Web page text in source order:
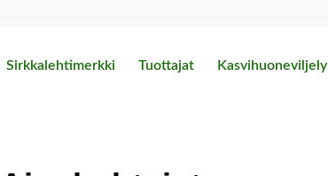
Sirkkalehtimerkki Tuottajat Kasvihuoneviljely